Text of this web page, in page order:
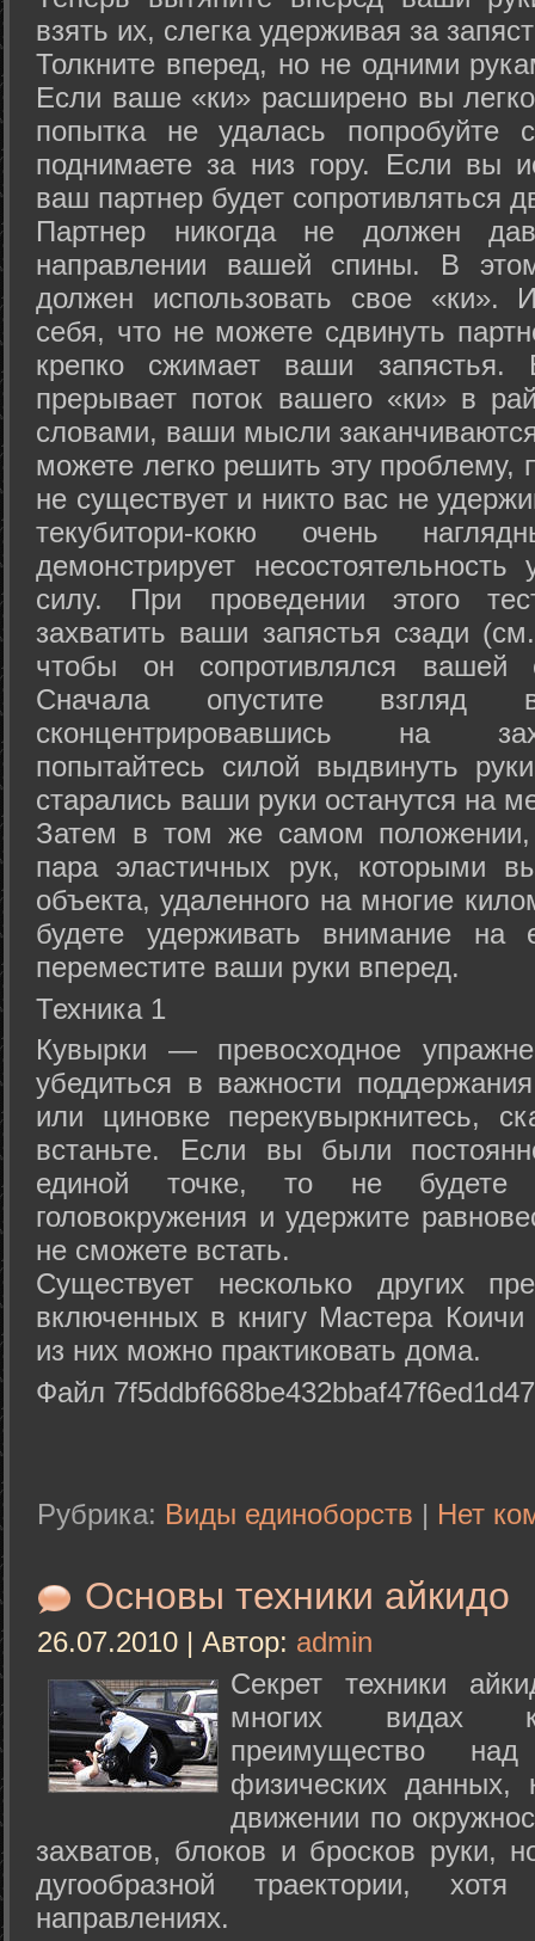
взять их, слегка удерживая за
Толкните вперед, но не одними
Если ваше «ки» расширено вы
попытка не удалась попробуйте
поднимаете за низ гору. Если вы
ваш партнер будет сопротивляться
Партнер никогда не должен
направлении вашей спины. В
должен использовать свое «ки».
себя, что не можете сдвинуть
крепко сжимает ваши запястья.
прерывает поток вашего «ки» в
словами, ваши мысли
можете легко решить эту проблему,
не существует и никто вас не
текубитори-кокю очень
демонстрирует
силу. При проведении этого
захватить ваши запястья сзади
чтобы он сопротивлялся вашей
Сначала опустите
сконцентрировавшись на
попытайтесь силой выдвинуть
старались ваши руки останутся на
Затем в том же самом положении,
пара эластичных рук, которыми
объекта, удаленного на многие
будете удерживать внимание на
переместите ваши руки вперед.
Техника 1
Кувырки — превосходное
убедиться в важности
или циновке перекувыркнитесь,
встаньте. Если вы были
единой точке, то не будете
головокружения и удержите
не сможете встать.
Существует несколько других
включенных в книгу Мастера
из них можно практиковать дома.
Файл
Рубрика: Виды единоборств | Нет
Основы техники айкидо
26.07.2010 | Автор: admin
Секрет техники
многих видах
преимущество
физических данных,
движении по
захватов, блоков и бросков руки,
дугообразной траектории,
направлениях.